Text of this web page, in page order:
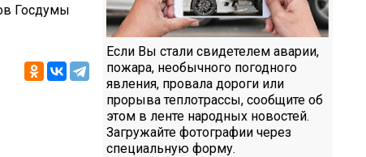
Госдумы
Если Вы стали свидетелем аварии,
пожара, необычного погодного
явления, провала дороги или
прорыва теплотрассы, сообщите об
этом в ленте народных новостей.
Загружайте фотографии через
специальную форму.